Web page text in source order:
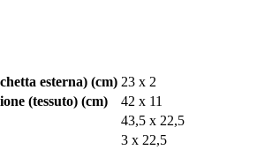
esterna) (cm) 23 x 2
(tessuto) (cm)
42 x 11
43,5 x 22,5
3 x 22,5